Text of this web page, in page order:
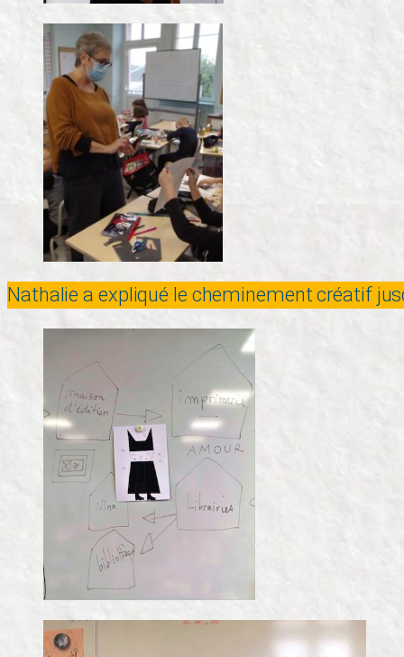
Nathalie a expliqué le cheminement créatif